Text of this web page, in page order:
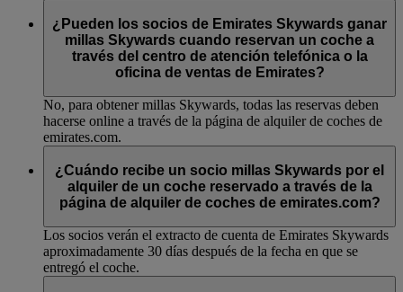
¿Pueden los socios de Emirates Skywards ganar
millas Skywards cuando reservan un coche a
través del centro de atención telefónica o la
oficina de ventas de Emirates?
No, para obtener millas Skywards, todas las reservas deben
hacerse online a través de la página de alquiler de coches de
emirates.com.
¿Cuándo recibe un socio millas Skywards por el
alquiler de un coche reservado a través de la
página de alquiler de coches de emirates.com?
Los socios verán el extracto de cuenta de Emirates Skywards
aproximadamente 30 días después de la fecha en que se
entregó el coche.